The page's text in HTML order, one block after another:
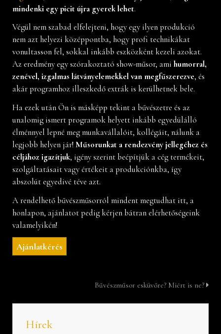
mindenki egy picit újra gyerek lehet.
Végül nem szabad elfelejteni, hogy egy ilyen produkció
nem azt helyezi középpontba, hogy profi technikákat
vonultasson fel, sokkal inkább eszközként kezeli azokat.
Az eredmény egy szórakoztató show-műsor, amihumorral,
zenével, izgalmas látványelemekkel van megfűszerezve, és
akár programhoz illeszkedő extrák is kerülhetnek bele.
Ha ezek után Ön is másképp tekint a bűvészetre és az
unalomig ismert programok helyett inkább egyedülálló
élménnyel lepné meg munkavállalóit, kollégáit, nálunk a
legjobb helyen jár!Műsorunkat a rendezvény jellegéhez és
céljához igazítjuk, igény szerint beépítjük a cég termékeit,
szolgáltatásait vagy értékeit a produkciónkba, így
abszolút egyedivé téve azt.
A rendelhető bűvészműsorról mindent megtudhat itt, a
honlapon, ajánlatot pedig kérjen bátran elérhetőségeink
valamelyikén!
Ajánlatkérés
Bűvészműsor esküvőre? Miért is ne?
Hírek